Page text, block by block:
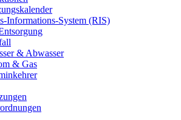
Informations-System (RIS)
& Abwasser
& Gas